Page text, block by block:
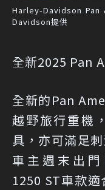
Harley-Davidson
Davidson提供
全新2025 Pan
全新的Pan
越野旅行重機
具，亦可滿足
車主週末出
1250 ST車款